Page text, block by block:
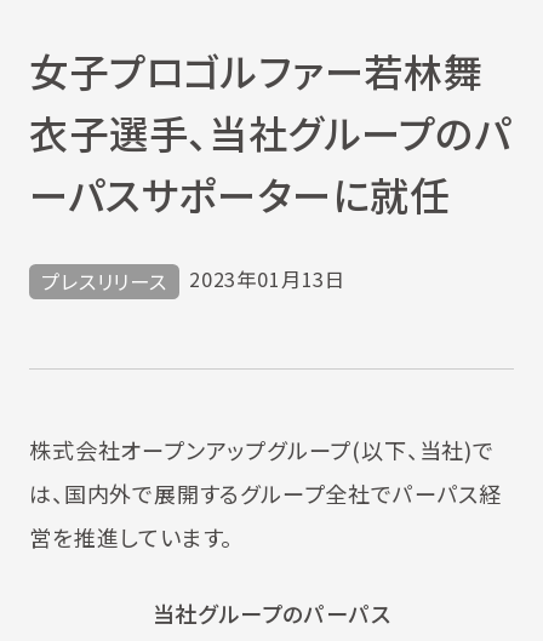
女子プロゴルファー若林舞
衣子選手、当社グループのパ
ーパスサポーターに就任
プレスリリース 2023年01月13日
株式会社オープンアップグループ(以下、当社)で
は、国内外で展開するグループ全社でパーパス経
営を推進しています。
当社グループのパーパス